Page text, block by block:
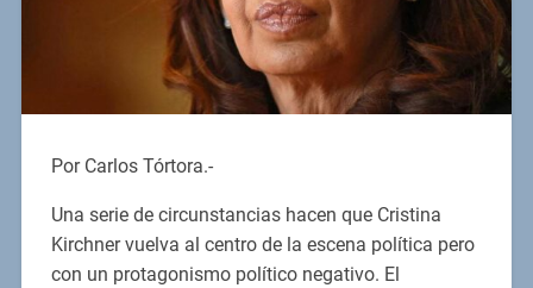
Por Carlos Tórtora.-
Una serie de circunstancias hacen que Cristina
Kirchner vuelva al centro de la escena política pero
con un protagonismo político negativo. El